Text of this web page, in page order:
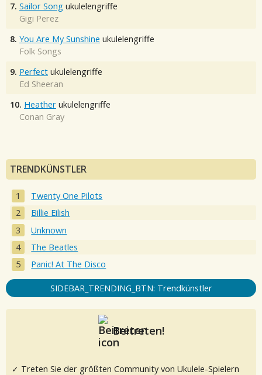
7. Sailor Song ukulelengriffe
Gigi Perez
8. You Are My Sunshine ukulelengriffe
Folk Songs
9. Perfect ukulelengriffe
Ed Sheeran
10. Heather ukulelengriffe
Conan Gray
TRENDKÜNSTLER
Twenty One Pilots
Billie Eilish
Unknown
The Beatles
Panic! At The Disco
SIDEBAR_TRENDING_BTN: Trendkünstler
Beitreten!
✓ Treten Sie der größten Community von Ukulele-Spielern